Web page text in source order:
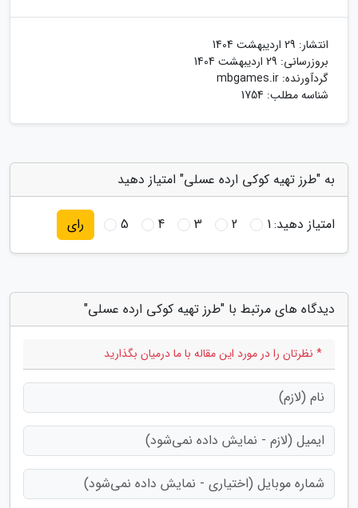
انتشار: 29 اردیبهشت 1404
بروزرسانی: 29 اردیبهشت 1404
گردآورنده: mbgames.ir
شناسه مطلب: 1754
به "طرز تهیه کوکی ارده عسلی" امتیاز دهید
امتیاز دهید:1
2
3
4
5 رای
دیدگاه های مرتبط با "طرز تهیه کوکی ارده عسلی"
* نظرتان را در مورد این مقاله با ما درمیان بگذارید